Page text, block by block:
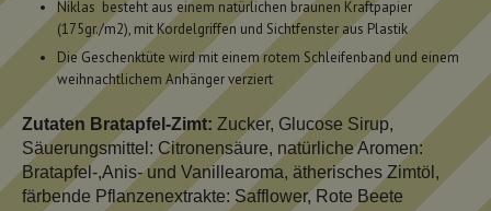
Niklas besteht aus einem natürlichen braunen Kraftpapier
(175gr./m2), mit Kordelgriffen und Sichtfenster aus Plastik
Die Geschenktüte wird mit einem rotem Schleifenband und einem
weihnachtlichem Anhänger verziert
Zutaten Bratapfel-Zimt: Zucker, Glucose Sirup,
Säuerungsmittel: Citronensäure, natürliche Aromen:
Bratapfel-,Anis- und Vanillearoma, ätherisches Zimtöl,
färbende Pflanzenextrakte: Safflower, Rote Beete